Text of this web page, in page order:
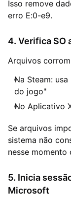
Isso remove
erro E:0-e9.
4. Verifica SO
Arquivos
Na Steam:
do jogo"
No Aplicativo
Se arquivos
sistema não
nesse momento
5. Inicia
Microsoft